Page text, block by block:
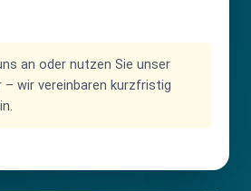
an oder nutzen Sie unser
wir vereinbaren kurzfristig